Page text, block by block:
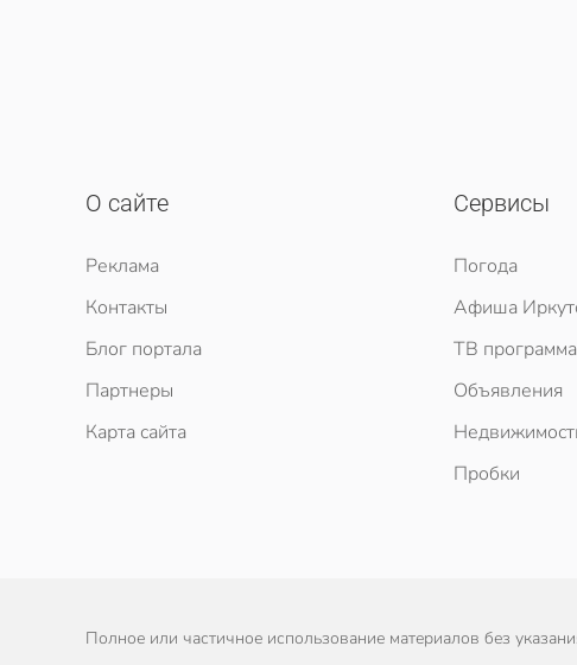
О сайте
Реклама
Контакты
Блог портала
Партнеры
Карта сайта
Сервисы
Погода
Афиша
ТВ программа
Объявления
Пробки
Полное или частичное использование материалов без